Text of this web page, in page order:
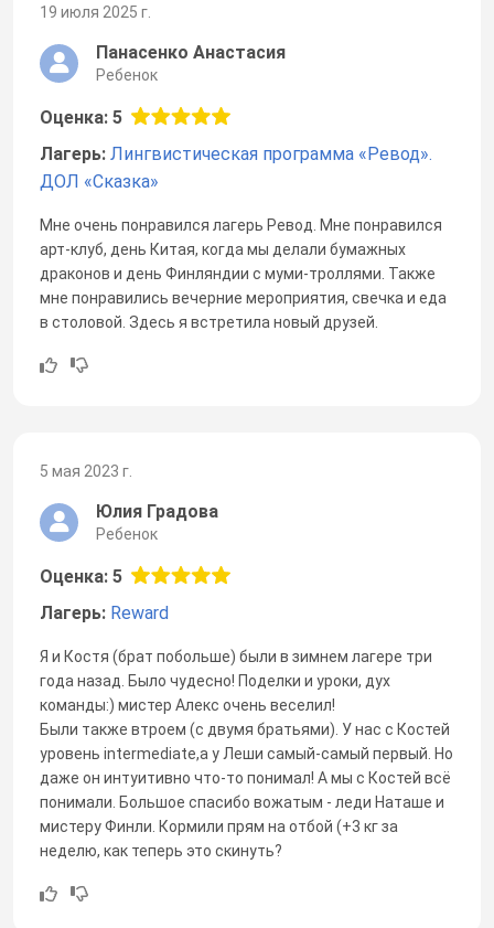
19 июля 2025 г.
Панасенко Анастасия
Ребенок
Оценка: 5
Лагерь: Лингвистическая программа «Ревод».
ДОЛ «Сказка»
Мне очень понравился лагерь Ревод. Мне понравился
арт-клуб, день Китая, когда мы делали бумажных
драконов и день Финляндии с муми-троллями. Также
мне понравились вечерние мероприятия, свечка и еда
в столовой. Здесь я встретила новый друзей.
5 мая 2023 г.
Юлия Градова
Ребенок
Оценка: 5
Лагерь: Reward
Я и Костя (брат побольше) были в зимнем лагере три
года назад. Было чудесно! Поделки и уроки, дух
команды:) мистер Алекс очень веселил!
Были также втроем (с двумя братьями). У нас с Костей
уровень intermediate,а у Леши самый-самый первый. Но
даже он интуитивно что-то понимал! А мы с Костей всё
понимали. Большое спасибо вожатым - леди Наташе и
мистеру Финли. Кормили прям на отбой (+3 кг за
неделю, как теперь это скинуть?